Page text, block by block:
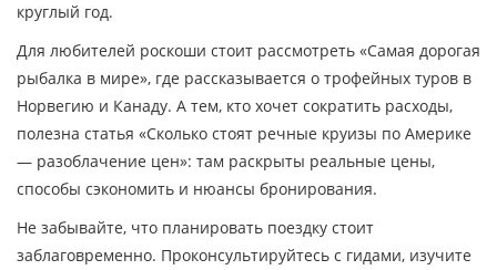
круглый год.
Для любителей роскоши стоит рассмотреть «Самая дорогая
рыбалка в мире», где рассказывается о трофейных туров в
Норвегию и Канаду. А тем, кто хочет сократить расходы,
полезна статья «Сколько стоят речные круизы по Америке
— разоблачение цен»: там раскрыты реальные цены,
способы сэкономить и нюансы бронирования.
Не забывайте, что планировать поездку стоит
заблаговременно. Проконсультируйтесь с гидами, изучите